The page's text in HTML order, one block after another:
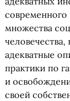
современного
множества
адекватные
практики по
и
своей